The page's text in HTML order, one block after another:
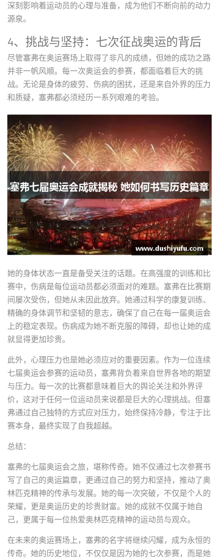
深刻影响着运动员的心理与准备，成为他们不断向前的动力
源泉。
4、挑战与坚持：七次征战奥运的背后
尽管塞弗在奥运赛场上取得了非凡的成绩，但她的成功之路
并非一帆风顺。每一次奥运会的参赛，都面临着巨大的挑
战。无论是身体的疲劳、伤病的困扰，还是来自外界的压力
和质疑，塞弗都必须经历一系列艰难的考验。
她的身体状态一直是备受关注的话题。在高强度的训练和比
赛中，伤病是每位运动员都必须面对的难题。塞弗在比赛期
间屡次受伤，但她从未因此放弃。她通过科学的康复训练、
精确的身体调节和坚韧的意志，确保了自己在每一届奥运会
上的稳定表现。伤病成为她不断克服的障碍，却也让她的成
就显得更加珍贵。
此外，心理压力也是她必须应对的重要因素。作为一位连续
七届奥运会参赛的运动员，塞弗背负着来自世界各地的期望
与压力。每一次的比赛都意味着巨大的舆论关注和外界评
价，这对于任何一位运动员来说都是巨大的心理挑战。但塞
弗通过自己独特的方式应对压力，始终保持冷静，专注于比
赛本身，最终实现了自我超越。
总结：
塞弗的七届奥运会之旅，堪称传奇。她不仅通过七次参赛书
写了自己的奥运篇章，更通过自己的努力和坚持，推动了奥
林匹克精神的传承与发展。她的每一次突破，不仅是个人的
荣耀，更是奥运历史的珍贵财富。她的成就不仅属于她自
己，更属于每一位热爱奥林匹克精神的运动员与观众。
在未来的奥运赛场上，塞弗的名字将继续闪耀，成为永恒的
传奇。她的历史地位，不仅仅是因为她的七次参赛，而是她